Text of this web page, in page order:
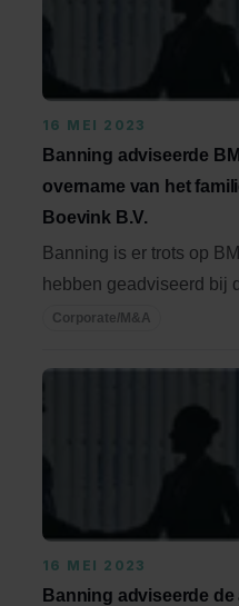
16 MEI 2023
Banning adviseerde
overname van het
Boevink B.V.
Banning is er trots op
hebben geadviseerd bij
overname van de ...
Corporate/M&A
16 MEI 2023
Banning adviseerde